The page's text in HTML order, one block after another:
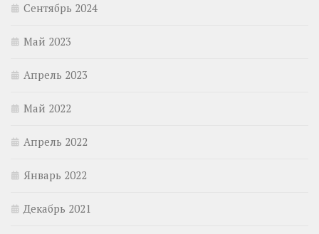
Сентябрь 2024
Май 2023
Апрель 2023
Май 2022
Апрель 2022
Январь 2022
Декабрь 2021